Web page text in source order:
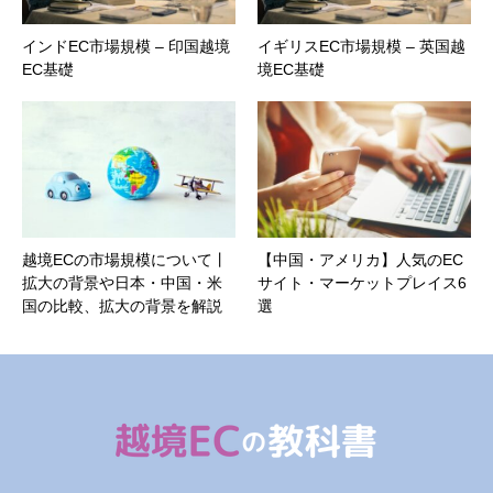
インドEC市場規模 – 印国越境
EC基礎
イギリスEC市場規模 – 英国越
境EC基礎
越境ECの市場規模について丨
拡大の背景や日本・中国・米
国の比較、拡大の背景を解説
【中国・アメリカ】人気のEC
サイト・マーケットプレイス6
選